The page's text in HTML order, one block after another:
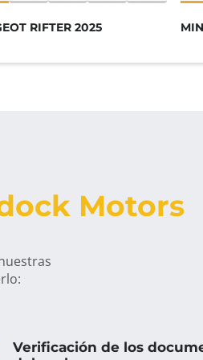
RIFTER 2025
Motors
Verificación de los